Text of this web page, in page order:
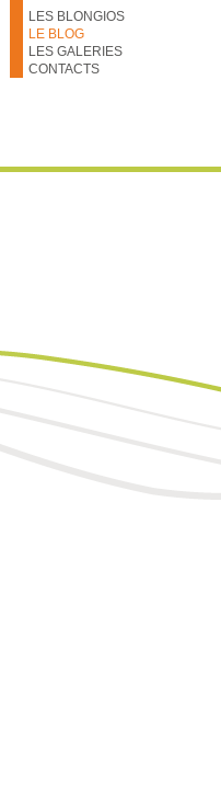
LES BLONGIOS
LE BLOG
LES GALERIES
CONTACTS